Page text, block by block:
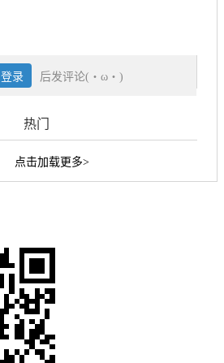
登录 后发评论(・ω・)
热门
点击加载更多>